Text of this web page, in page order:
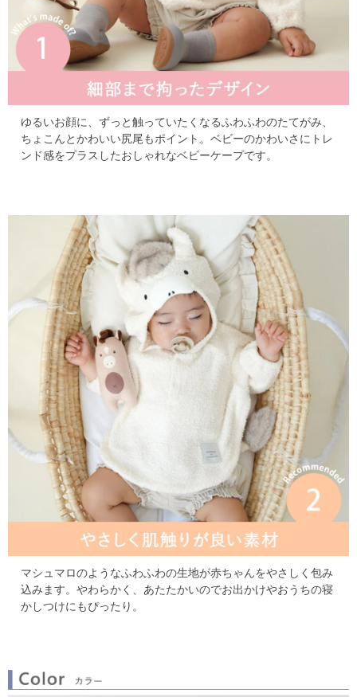
ゆるいお顔に、ずっと触っていたくなるふわふわのたてがみ、
ちょこんとかわいい尻尾もポイント。 ベビーのかわいさにトレ
ンド感をプラスしたおしゃれなベビーケープです。
マシュマロのようなふわふわの生地が赤ちゃんをやさしく包み
込みます。 やわらかく、あたたかいのでお出かけやおうちの寝
かしつけにもぴったり。